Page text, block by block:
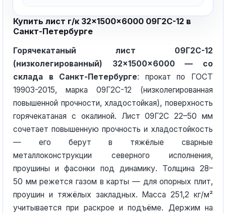
Купить лист г/к 32×1500×6000 09Г2С-12 в
Санкт-Петербурге
Горячекатаный лист 09Г2С-12
(низколегированный) 32×1500×6000 — со
склада в Санкт-Петербурге: прокат по ГОСТ
19903-2015, марка 09Г2С-12 (низколегированная
повышенной прочности, хладостойкая), поверхность
горячекатаная с окалиной. Лист 09Г2С 22–50 мм
сочетает повышенную прочность и хладостойкость
— его берут в тяжёлые сварные
металлоконструкции северного исполнения,
проушины и фасонки под динамику. Толщина 28–
50 мм режется газом в карты — для опорных плит,
проушин и тяжёлых закладных. Масса 251,2 кг/м²
учитывается при раскрое и подъёме. Держим на